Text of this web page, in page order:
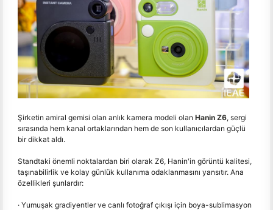
Şirketin amiral gemisi olan anlık kamera modeli olan Hanin Z6, sergi
sırasında hem kanal ortaklarından hem de son kullanıcılardan güçlü
bir dikkat aldı.
Standtaki önemli noktalardan biri olarak Z6, Hanin'in görüntü kalitesi,
taşınabilirlik ve kolay günlük kullanıma odaklanmasını yansıtır. Ana
özellikleri şunlardır:
· Yumuşak gradiyentler ve canlı fotoğraf çıkışı için boya-sublimasyon